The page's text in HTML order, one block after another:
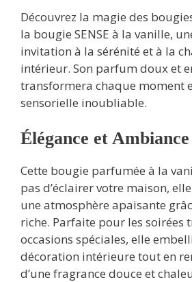
Découvrez la magie des
la bougie SENSE à la vanille,
invitation à la sérénité et à la
intérieur. Son parfum doux et
transformera chaque moment
sensorielle inoubliable.
Élégance et Ambiance
Cette bougie parfumée à la
pas d’éclairer votre maison,
une atmosphère apaisante
riche. Parfaite pour les soirées
occasions spéciales, elle
décoration intérieure tout en
d’une fragrance douce et